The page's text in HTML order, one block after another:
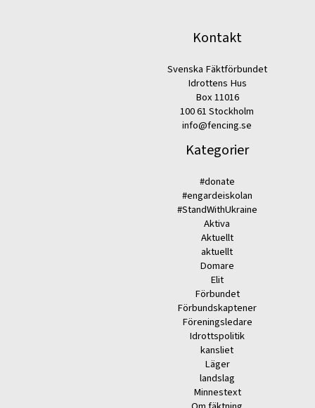
Kontakt
Svenska Fäktförbundet
Idrottens Hus
Box 11016
100 61 Stockholm
info@fencing.se
Kategorier
#donate
#engardeiskolan
#StandWithUkraine
Aktiva
Aktuellt
aktuellt
Domare
Elit
Förbundet
Förbundskaptener
Föreningsledare
Idrottspolitik
kansliet
Läger
landslag
Minnestext